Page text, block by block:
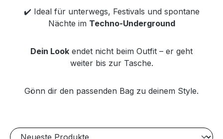
✔️ Ideal für unterwegs, Festivals und spontane
Nächte im Techno-Underground
Dein Look endet nicht beim Outfit – er geht
weiter bis zur Tasche.
Gönn dir den passenden Bag zu deinem Style.